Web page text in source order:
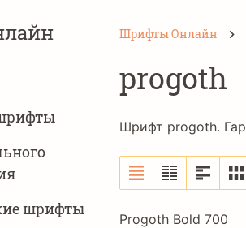
шрифты
Шрифты Онлайн
progoth
Шрифт progoth.
Progoth Bold 700